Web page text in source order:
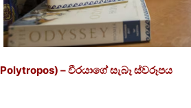
– වීරයාගේ සැබෑ ස්වරූපය